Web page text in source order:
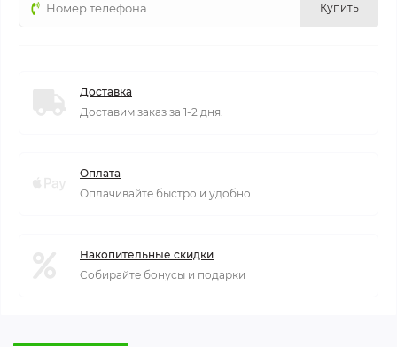
Купить
Доставка
Доставим заказ за 1-2 дня.
Оплата
Оплачивайте быстро и удобно
Накопительные скидки
Собирайте бонусы и подарки